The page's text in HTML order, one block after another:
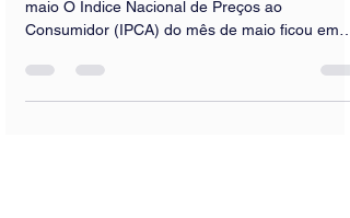
8,9% nas verbas econômicas
maio O Índice Nacional de Preços ao
Consumidor (IPCA) do mês de maio ficou em